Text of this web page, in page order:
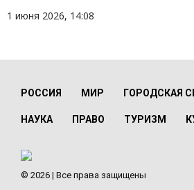
1 июня 2026, 14:08
РОССИЯ МИР ГОРОДСКАЯ
НАУКА ПРАВО ТУРИЗМ
© 2026 | Все права защищены